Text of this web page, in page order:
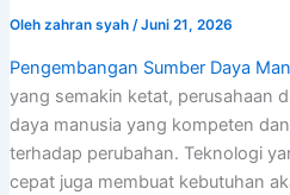
Oleh zahran syah /Juni 21, 2026
Pengembangan Sumber Daya
yang semakin ketat, perusahaan
daya manusia yang kompeten
terhadap perubahan. Teknologi
cepat juga membuat kebutuhan